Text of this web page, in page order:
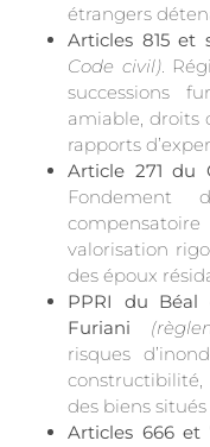
étrangers
Articles 815 et
Code civil).
successions
amiable, droits
rapports
Article 271 du
valorisation
des époux
PPRI du
Furiani
risques
des biens
Articles 666 et